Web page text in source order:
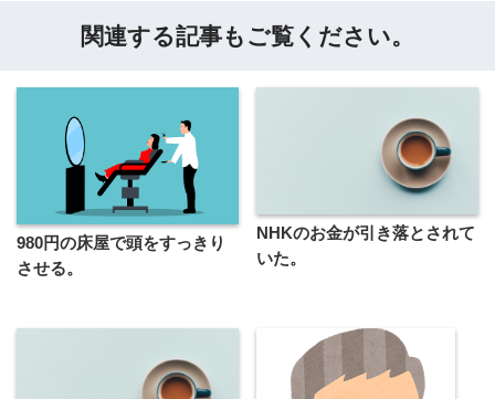
関連する記事もご覧ください。
980円の床屋で頭をすっきり
させる。
NHKのお金が引き落とされて
いた。